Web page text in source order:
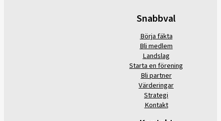
Snabbval
Börja fäkta
Bli medlem
Landslag
Starta en förening
Bli partner
Värderingar
Strategi
Kontakt